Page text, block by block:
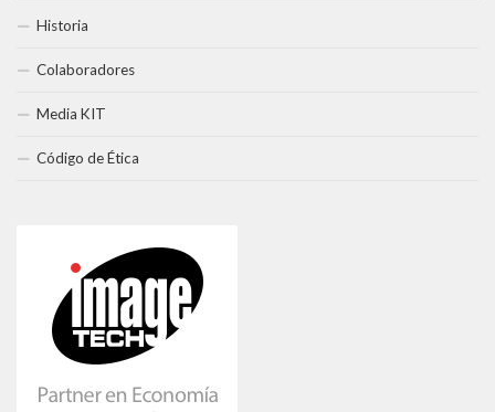
Historia
Colaboradores
Media KIT
Código de Ética